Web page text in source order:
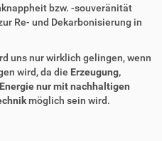
bzw. -souveränität
Re- und Dekarbonisierung in
uns nur wirklich gelingen, wenn
wird, da die Erzeugung,
nur mit nachhaltigen
möglich sein wird.